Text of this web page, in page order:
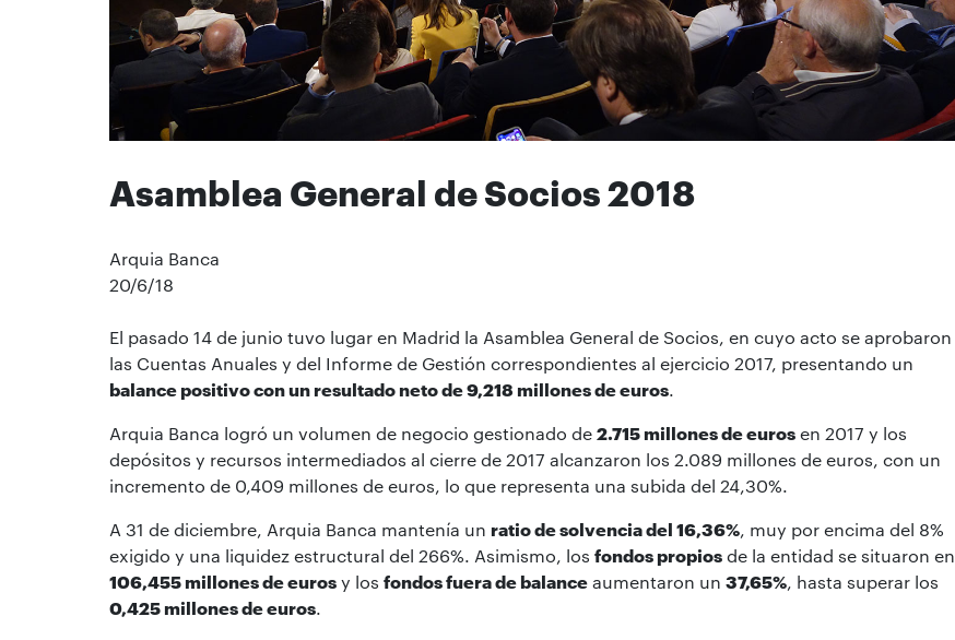
Asamblea General de Socios 2018
Arquia Banca
20/6/18
El pasado 14 de junio tuvo lugar en Madrid la Asamblea General de Socios, en cuyo acto se aprobaron
las Cuentas Anuales y del Informe de Gestión correspondientes al ejercicio 2017, presentando un
balance positivo con un resultado neto de 9,218 millones de euros.
Arquia Banca logró un volumen de negocio gestionado de 2.715 millones de euros en 2017 y los
depósitos y recursos intermediados al cierre de 2017 alcanzaron los 2.089 millones de euros, con un
incremento de 0,409 millones de euros, lo que representa una subida del 24,30%.
A 31 de diciembre, Arquia Banca mantenía un ratio de solvencia del 16,36%, muy por encima del 8%
exigido y una liquidez estructural del 266%. Asimismo, los fondos propios de la entidad se situaron en
106,455 millones de euros y los fondos fuera de balance aumentaron un 37,65%, hasta superar los
0,425 millones de euros.